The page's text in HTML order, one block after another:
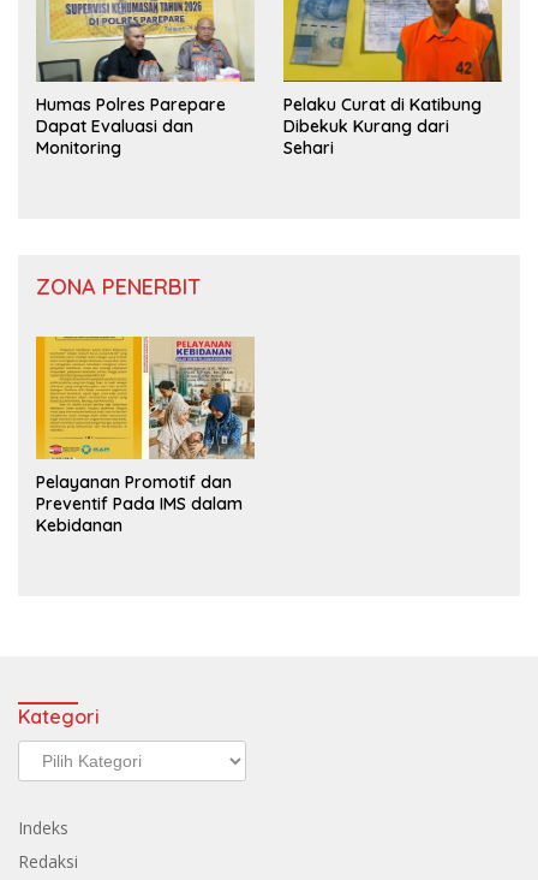
Humas Polres Parepare
Dapat Evaluasi dan
Monitoring
Pelaku Curat di Katibung
Dibekuk Kurang dari
Sehari
ZONA PENERBIT
Pelayanan Promotif dan
Preventif Pada IMS dalam
Kebidanan
Kategori
Kategori
Indeks
Redaksi